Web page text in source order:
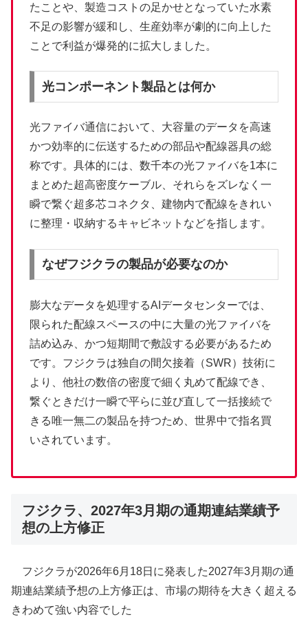
たことや、製造コストの足かせとなっていた水素
不足の影響が緩和し、生産効率が劇的に向上した
ことで利益が爆発的に拡大しました。
光コンポーネント製品とは何か
光ファイバ通信において、大容量のデータを高速
かつ効率的に伝送するための部品や配線器具の総
称です。具体的には、数千本の光ファイバを1本に
まとめた超高密度ケーブル、それらをズレなく一
瞬で繋ぐ超多芯コネクタ、建物内で配線をきれい
に整理・収納するキャビネットなどを指します。
なぜフジクラの製品が必要なのか
膨大なデータを処理するAIデータセンターでは、
限られた配線スペースの中に大量の光ファイバを
詰め込み、かつ短期間で敷設する必要があるため
です。フジクラは独自の間欠接着（SWR）技術に
より、他社の数倍の密度で細く丸めて配線でき、
繋ぐときだけ一瞬で平らに並び直して一括接続で
きる唯一無二の製品を持つため、世界中で指名買
いされています。
フジクラ、2027年3月期の通期連結業績予
想の上方修正
フジクラが2026年6月18日に発表した2027年3月期の通
期連結業績予想の上方修正は、市場の期待を大きく超える
きわめて強い内容でした